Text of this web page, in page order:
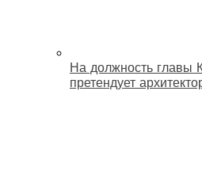
На должность главы
претендует